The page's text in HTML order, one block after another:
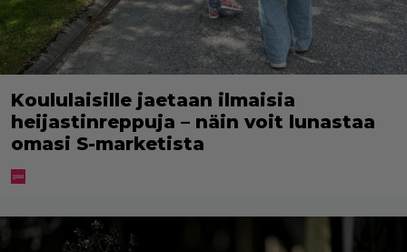
Koululaisille jaetaan ilmaisia
heijastinreppuja – näin voit lunastaa
omasi S-marketista